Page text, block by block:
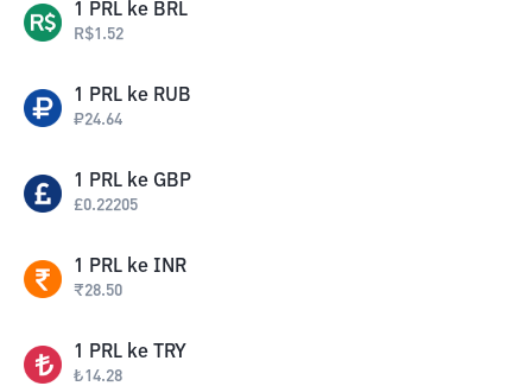
1 PRL ke BRL
R$1.52
1 PRL ke RUB
₽24.64
1 PRL ke GBP
£0.22205
1 PRL ke INR
₹28.50
1 PRL ke TRY
₺14.28